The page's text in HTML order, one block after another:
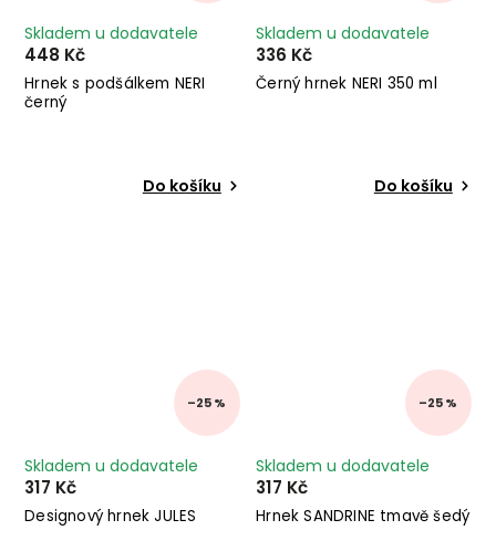
Hrnek s podšálkem NERI
černý
Skladem u dodavatele
448 Kč
Do košíku
Černý hrnek NERI 350 ml
Skladem u dodavatele
336 Kč
Do košíku
–25 %
Designový hrnek JULES
Skladem u dodavatele
317 Kč
–25 %
Hrnek SANDRINE tmavě šedý
Skladem u dodavatele
317 Kč